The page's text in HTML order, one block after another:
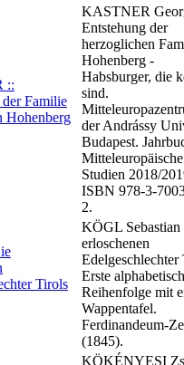
::
Familie
Hohenberg
KASTNER
Entstehung der
herzoglichen
Hohenberg -
Habsburger, die
sind.
der Andrássy
Budapest.
Mitteleuropäische
Studien 2018/
ISBN 978-3-
2.
Tirols
KÖGL
erloschenen
Edelgeschlechter
Erste
Reihenfolge mit
Wappentafel.
Ferdinandeum-
(1845).
KÖKÉNYESI